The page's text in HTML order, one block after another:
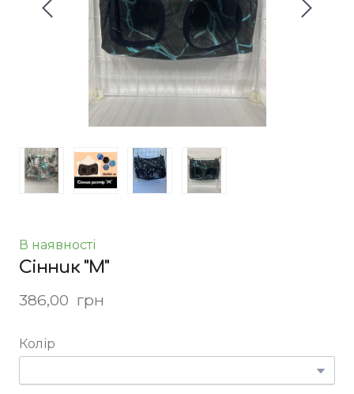
В наявності
Сінник "M"
386,00  грн
Колір